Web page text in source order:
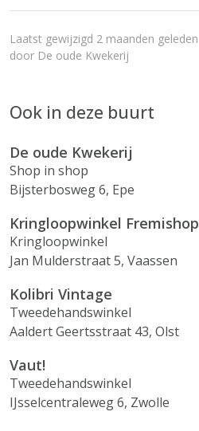
Laatst gewijzigd 2 maanden geleden
door De oude Kwekerij
Ook in deze buurt
De oude Kwekerij
Shop in shop
Bijsterbosweg 6, Epe
Kringloopwinkel Fremishop
Kringloopwinkel
Jan Mulderstraat 5, Vaassen
Kolibri Vintage
Tweedehandswinkel
Aaldert Geertsstraat 43, Olst
Vaut!
Tweedehandswinkel
IJsselcentraleweg 6, Zwolle